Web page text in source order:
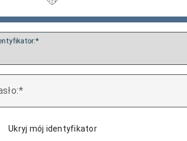
Ukryj mój identyfikator